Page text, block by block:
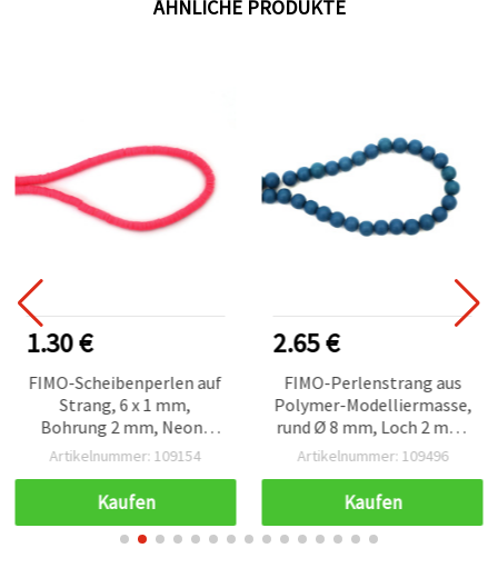
ÄHNLICHE PRODUKTE
1.30 €
FIMO-Scheibenperlen auf
Strang, 6 x 1 mm,
Bohrung 2 mm, Neon-
Pink, ca. 320 Stück
Artikelnummer: 109154
Kaufen
2.65 €
FIMO-Perlenstrang aus
Polymer-Modelliermasse,
rund Ø 8 mm, Loch 2 mm,
dunkelblau - 50 Stück
Artikelnummer: 109496
Kaufen